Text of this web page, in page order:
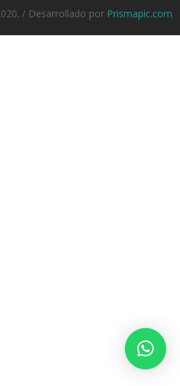
/ Desarrollado por Prismapic.com